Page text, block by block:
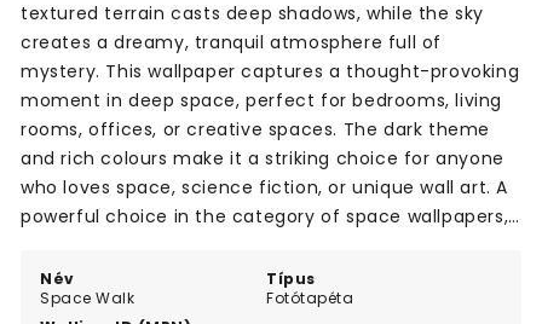
Név
Space Walk
Típus
Fotótapéta
textured terrain casts deep shadows, while the sky
creates a dreamy, tranquil atmosphere full of
mystery. This wallpaper captures a thought-provoking
moment in deep space, perfect for bedrooms, living
rooms, offices, or creative spaces. The dark theme
and rich colours make it a striking choice for anyone
who loves space, science fiction, or unique wall art. A
powerful choice in the category of space wallpapers,